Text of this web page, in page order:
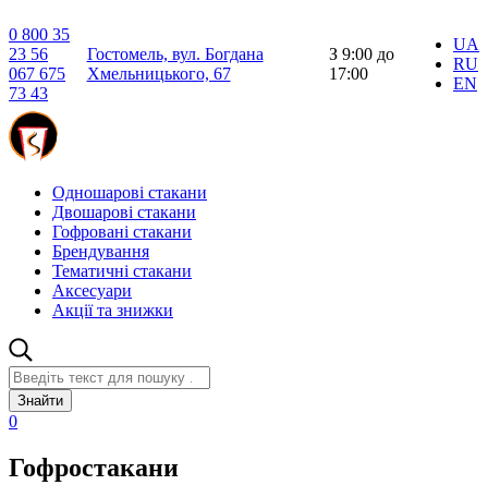
0 800 35
23 56
067 675
73 43
Гостомель, вул. Богдана
Хмельницького, 67
З 9:00 до
17:00
UA
RU
EN
Одношарові стакани
Двошарові стакани
Гофровані стакани
Брендування
Тематичні стакани
Аксесуари
Акції та знижки
Знайти
0
Гофростакани